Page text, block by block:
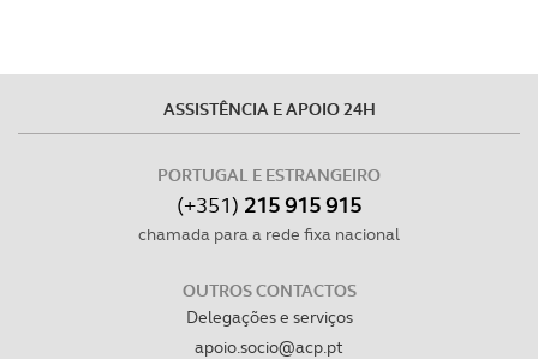
ASSISTÊNCIA E APOIO 24H
PORTUGAL E ESTRANGEIRO
(+351) 215 915 915
chamada para a rede fixa nacional
OUTROS CONTACTOS
Delegações e serviços
apoio.socio@acp.pt